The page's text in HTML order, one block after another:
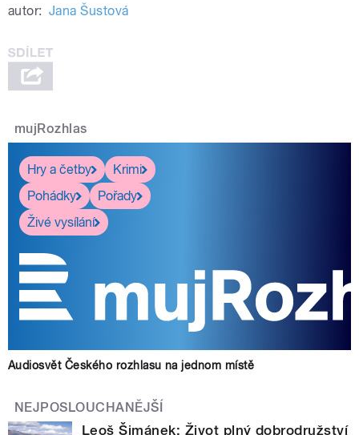
autor: Jana Šustová
mujRozhlas
Hry a četby
Krimi
Pohádky
Pořady
Živé vysílání
Audiosvět Českého rozhlasu na jednom místě
NEJPOSLOUCHANĚJŠÍ
Leoš Šimánek: Život plný dobrodružství